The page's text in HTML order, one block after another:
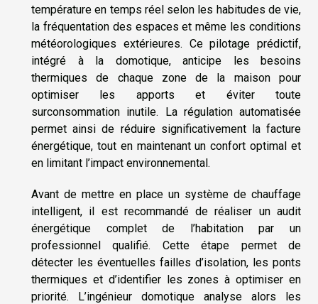
température en temps réel selon les habitudes de vie,
la fréquentation des espaces et même les conditions
météorologiques extérieures. Ce pilotage prédictif,
intégré à la domotique, anticipe les besoins
thermiques de chaque zone de la maison pour
optimiser les apports et éviter toute
surconsommation inutile. La régulation automatisée
permet ainsi de réduire significativement la facture
énergétique, tout en maintenant un confort optimal et
en limitant l’impact environnemental.
Avant de mettre en place un système de chauffage
intelligent, il est recommandé de réaliser un audit
énergétique complet de l’habitation par un
professionnel qualifié. Cette étape permet de
détecter les éventuelles failles d’isolation, les ponts
thermiques et d’identifier les zones à optimiser en
priorité. L’ingénieur domotique analyse alors les